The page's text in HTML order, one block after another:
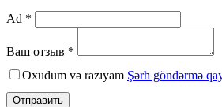
Ad *
Ваш отзыв *
Oxudum və razıyam Şərh göndərmə
Отправить